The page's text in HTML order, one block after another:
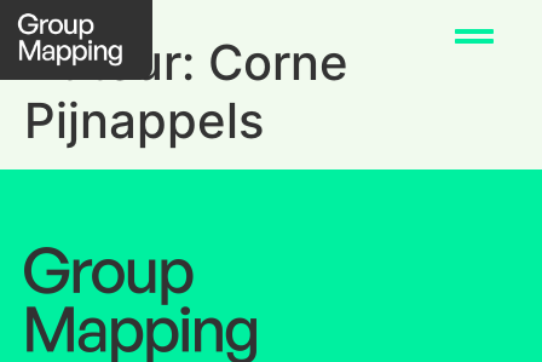
Auteur: Corne
Pijnappels